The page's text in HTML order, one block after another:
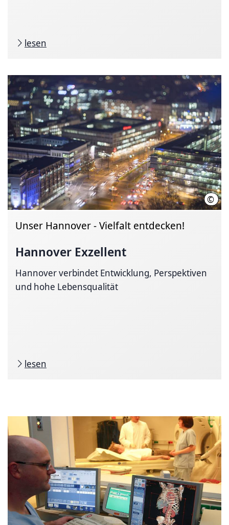
lesen
©
Unser Hannover - Vielfalt entdecken!
Hannover Exzellent
Hannover verbindet Entwicklung, Perspektiven
und hohe Lebensqualität
lesen